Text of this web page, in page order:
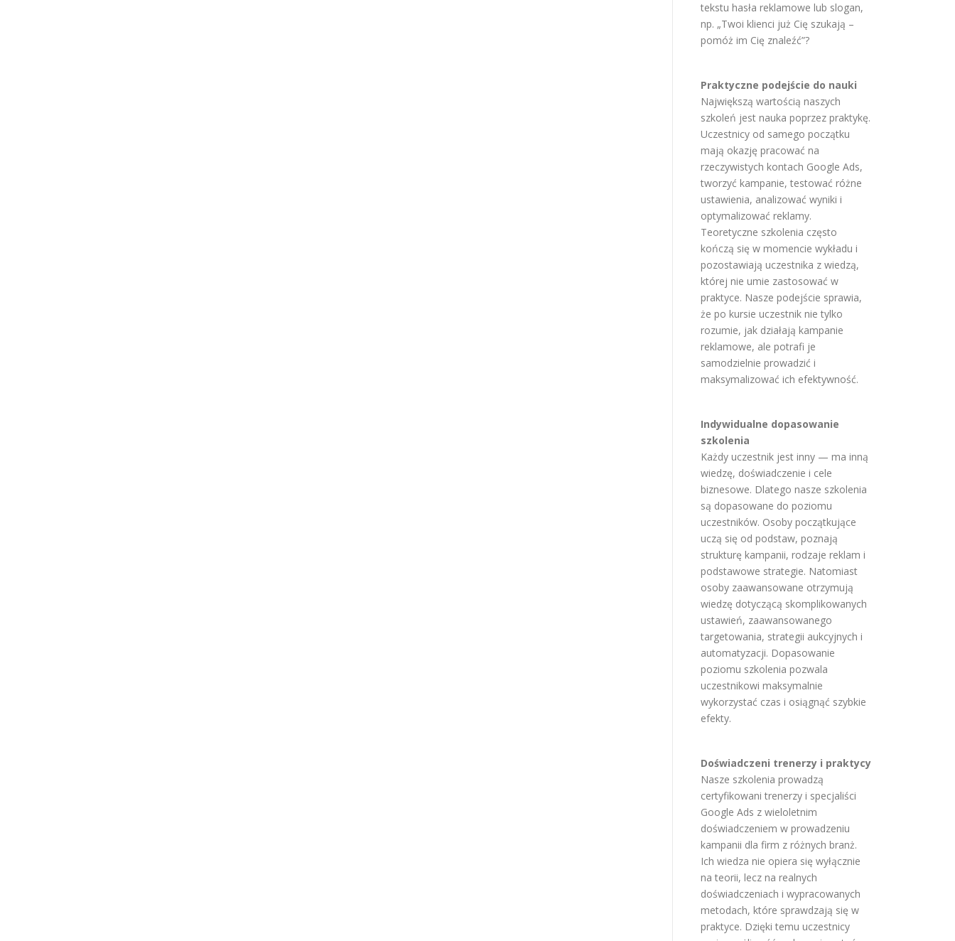
tekstu hasła reklamowe lub slogan,
np. „Twoi klienci już Cię szukają –
pomóż im Cię znaleźć”?
Praktyczne podejście do nauki
Największą wartością naszych
szkoleń jest nauka poprzez praktykę.
Uczestnicy od samego początku
mają okazję pracować na
rzeczywistych kontach Google Ads,
tworzyć kampanie, testować różne
ustawienia, analizować wyniki i
optymalizować reklamy.
Teoretyczne szkolenia często
kończą się w momencie wykładu i
pozostawiają uczestnika z wiedzą,
której nie umie zastosować w
praktyce. Nasze podejście sprawia,
że po kursie uczestnik nie tylko
rozumie, jak działają kampanie
reklamowe, ale potrafi je
samodzielnie prowadzić i
maksymalizować ich efektywność.
Indywidualne dopasowanie
szkolenia
Każdy uczestnik jest inny — ma inną
wiedzę, doświadczenie i cele
biznesowe. Dlatego nasze szkolenia
są dopasowane do poziomu
uczestników. Osoby początkujące
uczą się od podstaw, poznają
strukturę kampanii, rodzaje reklam i
podstawowe strategie. Natomiast
osoby zaawansowane otrzymują
wiedzę dotyczącą skomplikowanych
ustawień, zaawansowanego
targetowania, strategii aukcyjnych i
automatyzacji. Dopasowanie
poziomu szkolenia pozwala
uczestnikowi maksymalnie
wykorzystać czas i osiągnąć szybkie
efekty.
Doświadczeni trenerzy i praktycy
Nasze szkolenia prowadzą
certyfikowani trenerzy i specjaliści
Google Ads z wieloletnim
doświadczeniem w prowadzeniu
kampanii dla firm z różnych branż.
Ich wiedza nie opiera się wyłącznie
na teorii, lecz na realnych
doświadczeniach i wypracowanych
metodach, które sprawdzają się w
praktyce. Dzięki temu uczestnicy